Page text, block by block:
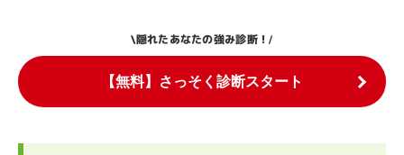
\隠れたあなたの強み診断！/
【無料】さっそく診断スタート